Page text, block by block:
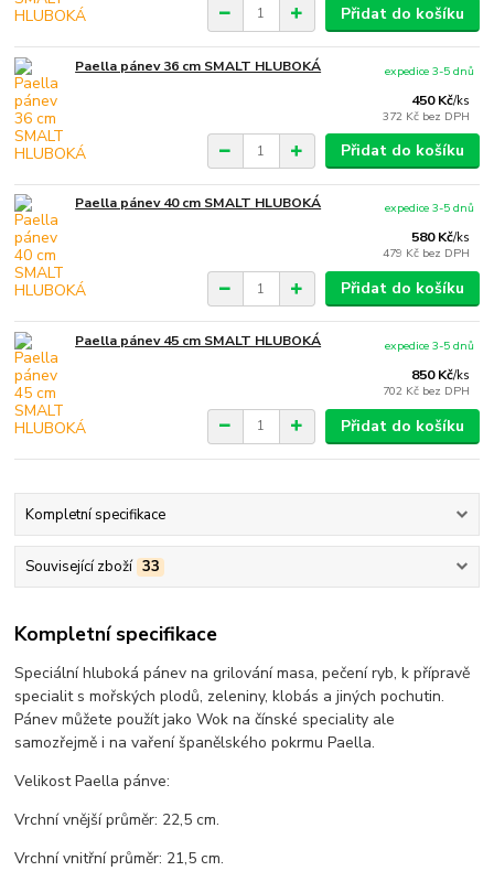
Přidat do košíku
Paella pánev 36 cm SMALT HLUBOKÁ
450 Kč/ks
372 Kč bez DPH
expedice 3-5 dnů
Přidat do košíku
Paella pánev 40 cm SMALT HLUBOKÁ
580 Kč/ks
479 Kč bez DPH
expedice 3-5 dnů
Přidat do košíku
Paella pánev 45 cm SMALT HLUBOKÁ
850 Kč/ks
702 Kč bez DPH
expedice 3-5 dnů
Přidat do košíku
Kompletní specifikace
Související zboží 33
Kompletní specifikace
Speciální hluboká pánev na grilování masa, pečení ryb, k přípravě
specialit s mořských plodů, zeleniny, klobás a jiných pochutin.
Pánev můžete použít jako Wok na čínské speciality ale
samozřejmě i na vaření španělského pokrmu Paella.
Velikost Paella pánve:
Vrchní vnější průměr: 22,5 cm.
Vrchní vnitřní průměr: 21,5 cm.